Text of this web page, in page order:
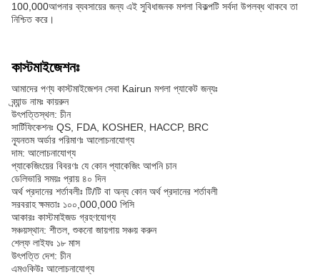
100,000আপনার ব্যবসায়ের জন্য এই সুবিধাজনক মশলা বিকল্পটি সর্বদা উপলব্ধ থাকবে তা
নিশ্চিত করে।
কাস্টমাইজেশনঃ
আমাদের পণ্য কাস্টমাইজেশন সেবা Kairun মশলা প্যাকেট জন্যঃ
ব্র্যান্ড নামঃ কায়রুন
উৎপত্তিস্থল: চীন
সার্টিফিকেশনঃ QS, FDA, KOSHER, HACCP, BRC
ন্যূনতম অর্ডার পরিমাণঃ আলোচনাযোগ্য
দাম: আলোচনাযোগ্য
প্যাকেজিংয়ের বিবরণঃ যে কোন প্যাকেজিং আপনি চান
ডেলিভারি সময়ঃ প্রায় ৪০ দিন
অর্থ প্রদানের শর্তাবলীঃ টি/টি বা অন্য কোন অর্থ প্রদানের শর্তাবলী
সরবরাহ ক্ষমতাঃ ১০০,000,000 পিসি
আকারঃ কাস্টমাইজড গ্রহণযোগ্য
সঞ্চয়স্থান: শীতল, শুকনো জায়গায় সঞ্চয় করুন
শেল্ফ লাইফঃ ১৮ মাস
উৎপত্তি দেশ: চীন
এমওকিউঃ আলোচনাযোগ্য